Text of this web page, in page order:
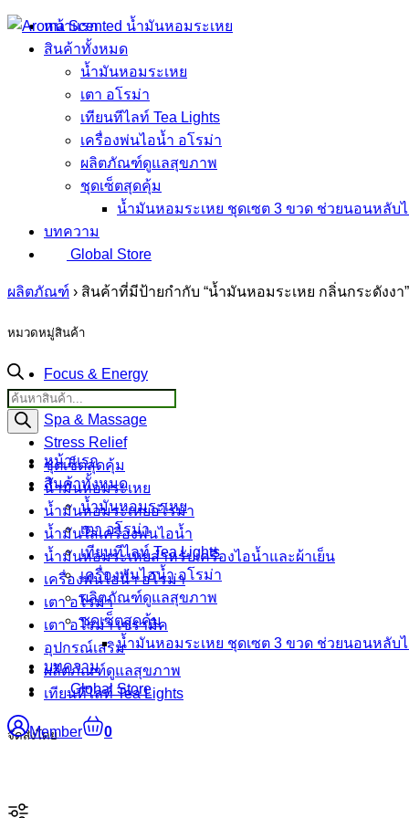
Skip
Products
search
หน้าแรก
สินค้าทั้งหมด
น้ำมันหอมระเหย
เตา อโรม่า
เทียนทีไลท์ Tea Lights
เครื่องพ่นไอน้ำ อโรม่า
ผลิตภัณฑ์ดูแลสุขภาพ
ชุดเซ็ตสุดคุ้ม
น้ำมันหอมระเหย ชุดเซต 3 ขวด ช่วยนอนหลับ
บทความ
Global Store
Member 0
หน้าแรก
สินค้าทั้งหมด
น้ำมันหอมระเหย
เตา อโรม่า
เทียนทีไลท์ Tea Lights
เครื่องพ่นไอน้ำ อโรม่า
ผลิตภัณฑ์ดูแลสุขภาพ
ชุดเซ็ตสุดคุ้ม
น้ำมันหอมระเหย ชุดเซต 3 ขวด ช่วยนอนหลับ
บทความ
Global Store
ผลิตภัณฑ์ › สินค้าที่มีป้ายกำกับ “น้ำมันหอมระเหย กลิ่นกระดังงา”
หมวดหมู่สินค้า
Focus & Energy
Sleep & Relaxation
Spa & Massage
Stress Relief
ชุดเซ็ตสุดคุ้ม
น้ำมันหอมระเหย
น้ำมันหอมระเหยอโรม่า
น้ำมันใส่เครื่องพ่นไอน้ำ
น้ำมันหอมระเหยสำหรับเครื่องไอน้ำและผ้าเย็น
เครื่องพ่นไอน้ำ อโรม่า
เตา อโรม่า
เตา อโรม่า เซรามิค
อุปกรณ์เสริม
ผลิตภัณฑ์ดูแลสุขภาพ
เทียนทีไลท์ Tea Lights
จัดส่งโดย